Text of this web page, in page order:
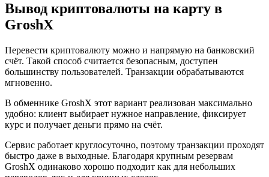
Вывод криптовалюты на карту в
GroshX
Перевести криптовалюту можно и напрямую на банковский
счёт. Такой способ считается безопасным, доступен
большинству пользователей. Транзакции обрабатываются
мгновенно.
В обменнике GroshX этот вариант реализован максимально
удобно: клиент выбирает нужное направление, фиксирует
курс и получает деньги прямо на счёт.
Сервис работает круглосуточно, поэтому транзакции проходят
быстро даже в выходные. Благодаря крупным резервам
GroshX одинаково хорошо подходит как для небольших